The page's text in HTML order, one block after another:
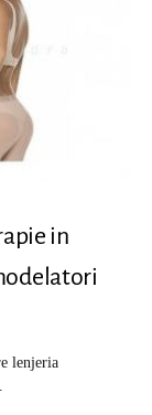
in
lenjeria